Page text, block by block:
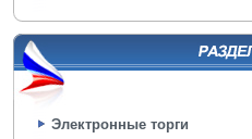
Электронные торги